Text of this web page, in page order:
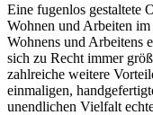
Eine fugenlos gestaltete
Wohnen und Arbeiten
Wohnens und Arbeitens
sich zu Recht immer
zahlreiche weitere
einmaligen,
unendlichen Vielfalt